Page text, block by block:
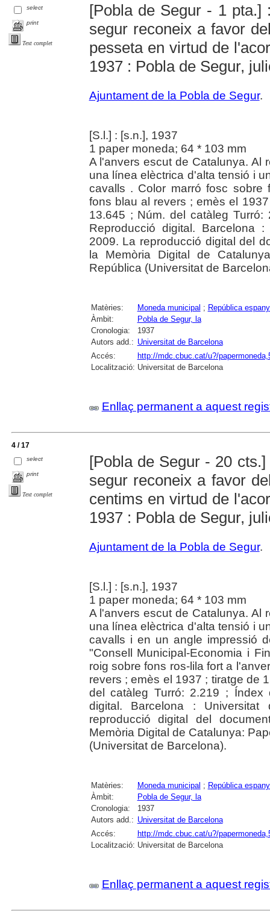
select
print
Text complet
[Pobla de Segur - 1 pta.]
segur reconeix a favor
pesseta en virtud de
1937 : Pobla de Segur,
Ajuntament de la Pobla de Segur.
[S.l.] : [s.n.], 1937
1 paper moneda; 64 * 103 mm
A l'anvers escut de Catalunya. Al
una línea elèctrica d'alta tensió i
cavalls . Color marró fosc sobre
fons blau al revers ; emès el
13.645 ; Núm. del catàleg
Reproducció digital. Barcelona
2009. La reproducció digital del
la Memòria Digital de
República (Universitat de
Matèries: Moneda municipal ; República
Àmbit:
Pobla de Segur, la
Cronologia:
1937
Autors add.: Universitat de Barcelona
Accés:
http://mdc.cbuc.cat/u?/
Localització: Universitat de Barcelona
Enllaç permanent a aquest
4 / 17
select
print
Text complet
[Pobla de Segur - 20
segur reconeix a favor
centims en virtud de
1937 : Pobla de Segur,
Ajuntament de la Pobla de Segur.
[S.l.] : [s.n.], 1937
1 paper moneda; 64 * 103 mm
A l'anvers escut de Catalunya. Al
una línea elèctrica d'alta tensió i
cavalls i en un angle impressió
"Consell Municipal-Economia i
roig sobre fons ros-lila fort a
revers ; emès el 1937 ; tiratge de
del catàleg Turró: 2.219 ; Índex
digital. Barcelona :
reproducció digital del
Memòria Digital de Catalunya:
(Universitat de Barcelona).
Matèries: Moneda municipal ; República
Àmbit:
Pobla de Segur, la
Cronologia:
1937
Autors add.: Universitat de Barcelona
Accés:
http://mdc.cbuc.cat/u?/
Localització: Universitat de Barcelona
Enllaç permanent a aquest